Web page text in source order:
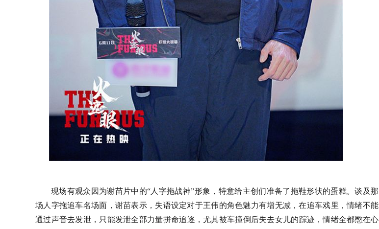
现场有观众因为谢苗片中的“人字拖战神”形象，特意给主创们准备了拖鞋形状的蛋糕。谈及那
场人字拖追车名场面，谢苗表示，失语设定对于王伟的角色魅力有增无减，在追车戏里，情绪不能
通过声音去发泄 ， 只能发泄全部力量拼命追逐 ， 尤其被车撞倒后失去女儿的踪迹，情绪全都憋在心